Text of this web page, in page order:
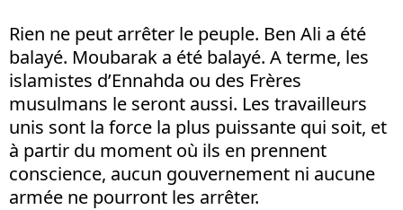
Rien ne peut arrêter le peuple. Ben Ali a été
balayé. Moubarak a été balayé. A terme, les
islamistes d’Ennahda ou des Frères
musulmans le seront aussi. Les travailleurs
unis sont la force la plus puissante qui soit, et
à partir du moment où ils en prennent
conscience, aucun gouvernement ni aucune
armée ne pourront les arrêter.